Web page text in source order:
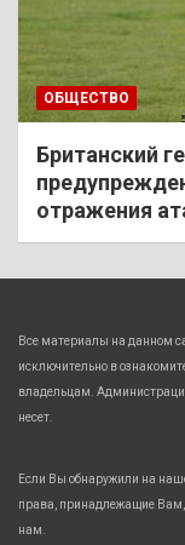
ОБЩЕСТВО
Британский
отражения
Все материалы на данном
исключительно в
владельцам.
несет.
Если Вы обнаружили на
права, принадлежащие
нам.